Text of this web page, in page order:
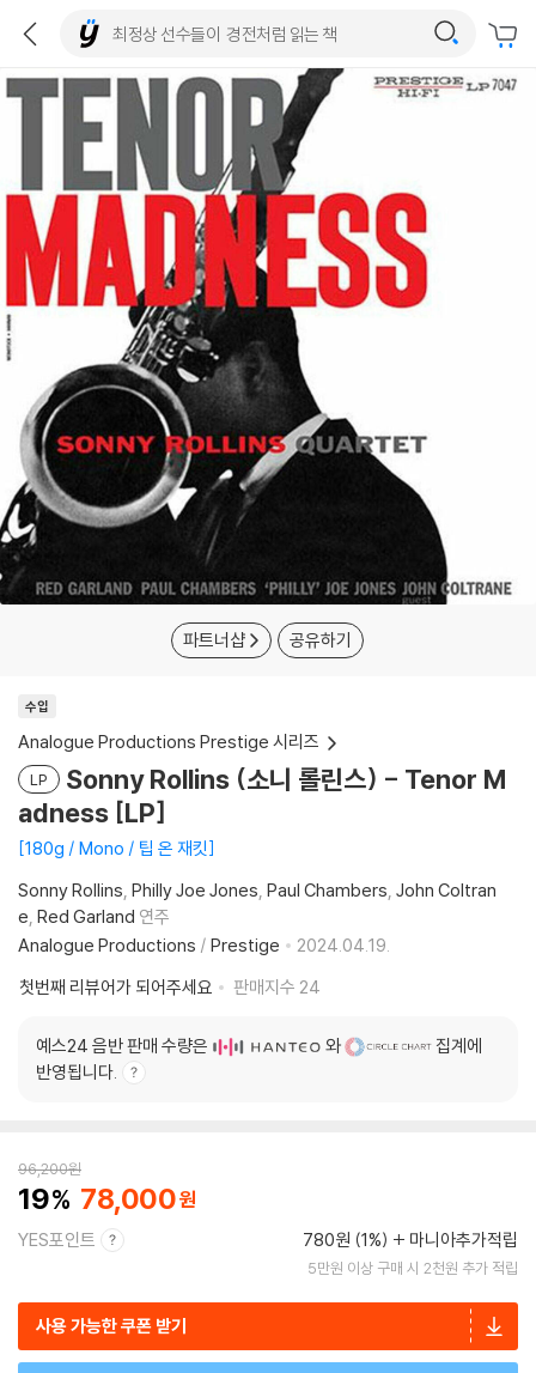
파트너샵 공유하기
수입
Analogue Productions Prestige 시리즈
LP
Sonny Rollins (소니 롤린스) - Tenor M
adness [LP]
180g / Mono / 팁 온 재킷
Sonny Rollins Philly Joe Jones Paul Chambers John Coltran
e Red Garland 연주
Analogue Productions / Prestige
2024.04.19.
첫번째 리뷰어가 되어주세요
판매지수 24
예스24 음반 판매 수량은 와
집계에
반영됩니다.
96,200원
19 78,000
YES포인트 780원 (1%) 마니아추가적립
5만원 이상 구매 시 2천원 추가 적립
사용 가능한 쿠폰 받기